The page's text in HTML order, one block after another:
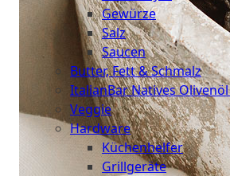
Gewürze
Salz
Saucen
Butter, Fett & Schmalz
ItalianBar Natives
Veggie
Hardware
Küchenhelfer
Grillgeräte